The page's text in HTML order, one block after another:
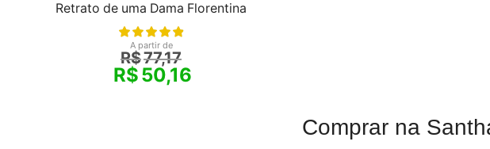
Retrato de uma Dama Florentina
A partir de
R$77,17
R$50,16
Comprar na